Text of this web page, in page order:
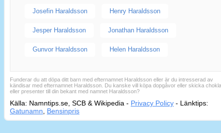
Josefin Haraldsson Henry Haraldsson
Jesper Haraldsson Jonathan Haraldsson
Gunvor Haraldsson Helen Haraldsson
Funderar du att döpa ditt barn med efternamnet Haraldsson eller är du intresserad av
kändisar med efternamnet Haraldsson. Du kanske vill köpa dopgåvor eller skicka
eller presenter till din bekant med namnet Haraldsson?
Källa: Namntips.se, SCB & Wikipedia - Privacy Policy - Länktips:
Gatunamn
Bensinpris